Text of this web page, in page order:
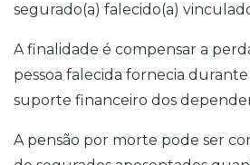
segurado(a) falecido(a)
A finalidade é compensar a
pessoa falecida fornecia
suporte financeiro dos
A pensão por morte pode ser